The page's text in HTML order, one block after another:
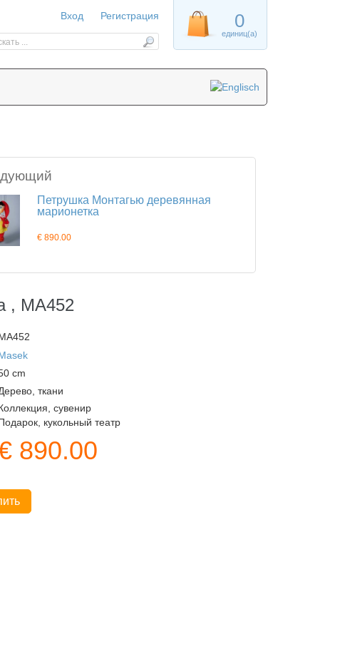
Петрушка Монтагью деревянная
марионетка
€ 890.00
, MA452
cm
ткани
сувенир
кукольный театр
890.00
0
единиц(а)
Вход Регистрация